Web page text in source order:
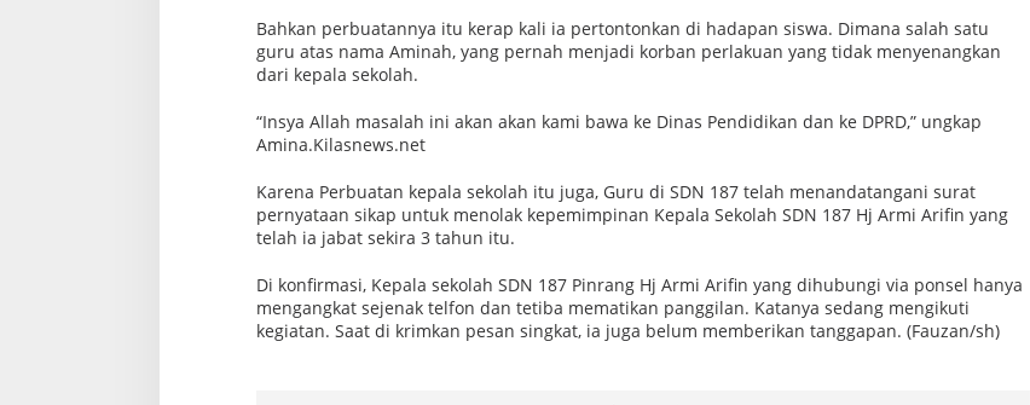
Bahkan perbuatannya itu kerap kali ia pertontonkan di hadapan siswa. Dimana salah satu
guru atas nama Aminah, yang pernah menjadi korban perlakuan yang tidak menyenangkan
dari kepala sekolah.
“Insya Allah masalah ini akan akan kami bawa ke Dinas Pendidikan dan ke DPRD,” ungkap
Amina.Kilasnews.net
Karena Perbuatan kepala sekolah itu juga, Guru di SDN 187 telah menandatangani surat
pernyataan sikap untuk menolak kepemimpinan Kepala Sekolah SDN 187 Hj Armi Arifin yang
telah ia jabat sekira 3 tahun itu.
Di konfirmasi, Kepala sekolah SDN 187 Pinrang Hj Armi Arifin yang dihubungi via ponsel hanya
mengangkat sejenak telfon dan tetiba mematikan panggilan. Katanya sedang mengikuti
kegiatan. Saat di krimkan pesan singkat, ia juga belum memberikan tanggapan. (Fauzan/sh)